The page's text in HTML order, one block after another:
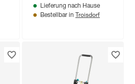
Lieferung nach Hause
Bestellbar in Troisdorf